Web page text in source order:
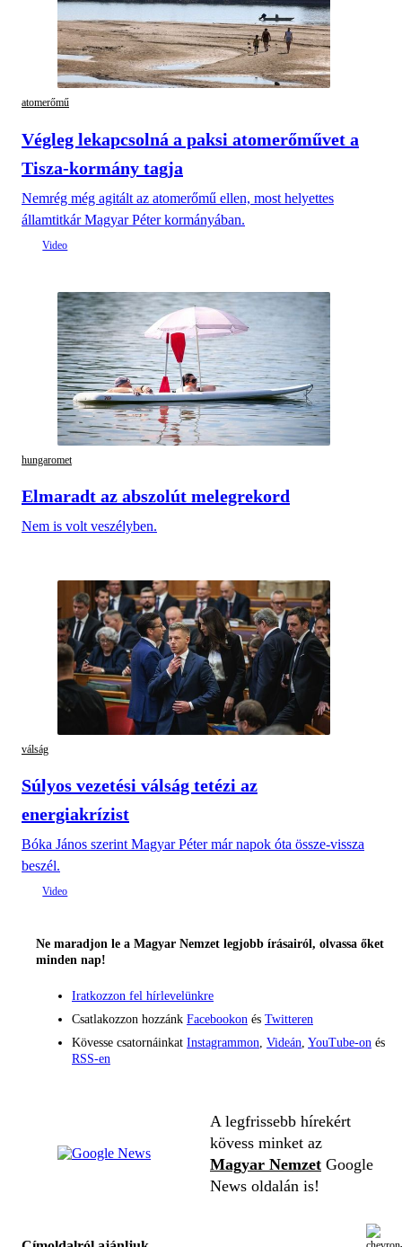
atomerőmű
Végleg lekapcsolná a paksi atomerőművet a
Tisza-kormány tagja
Nemrég még agitált az atomerőmű ellen, most helyettes
államtitkár Magyar Péter kormányában.
hungaromet
Elmaradt az abszolút melegrekord
Nem is volt veszélyben.
válság
Súlyos vezetési válság tetézi az
energiakrízist
Bóka János szerint Magyar Péter már napok óta össze-vissza
beszél.
Ne maradjon le a Magyar Nemzet legjobb írásairól, olvassa őket
minden nap!
Iratkozzon fel hírlevelünkre
Csatlakozzon hozzánk Facebookon és Twitteren
Kövesse csatornáinkat Instagrammon, Videán, YouTube-on és
RSS-en
A legfrissebb hírekért
kövess minket az
Magyar Nemzet Google
News oldalán is!